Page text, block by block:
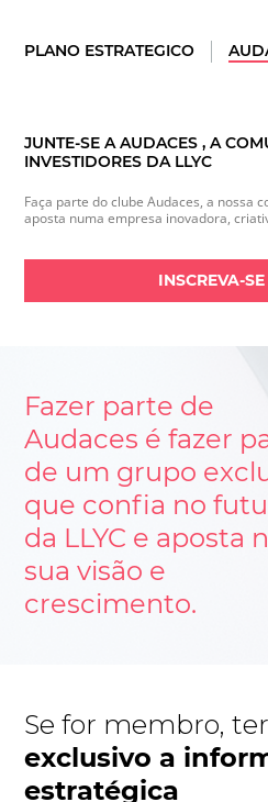
PLANO ESTRATEGICO
JUNTE-SE A AUDACES , A
INVESTIDORES DA LLYC
Faça parte do clube Audaces, a nossa
aposta numa empresa inovadora,
INSCREVA-
Fazer parte de
Audaces é fazer
de um grupo
que confia no
da LLYC e aposta
sua visão e
crescimento.
Se for membro,
exclusivo a
estratégica